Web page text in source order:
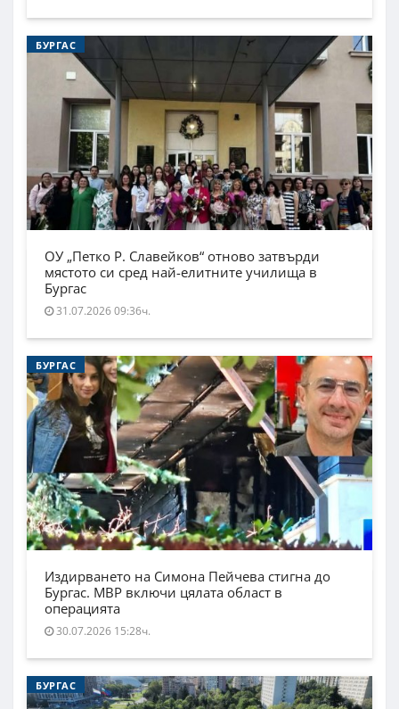
БУРГАС
ОУ „Петко Р. Славейков“ отново затвърди
мястото си сред най-елитните училища в
Бургас
31.07.2026 09:36ч.
БУРГАС
Издирването на Симона Пейчева стигна до
Бургас. МВР включи цялата област в
операцията
30.07.2026 15:28ч.
БУРГАС